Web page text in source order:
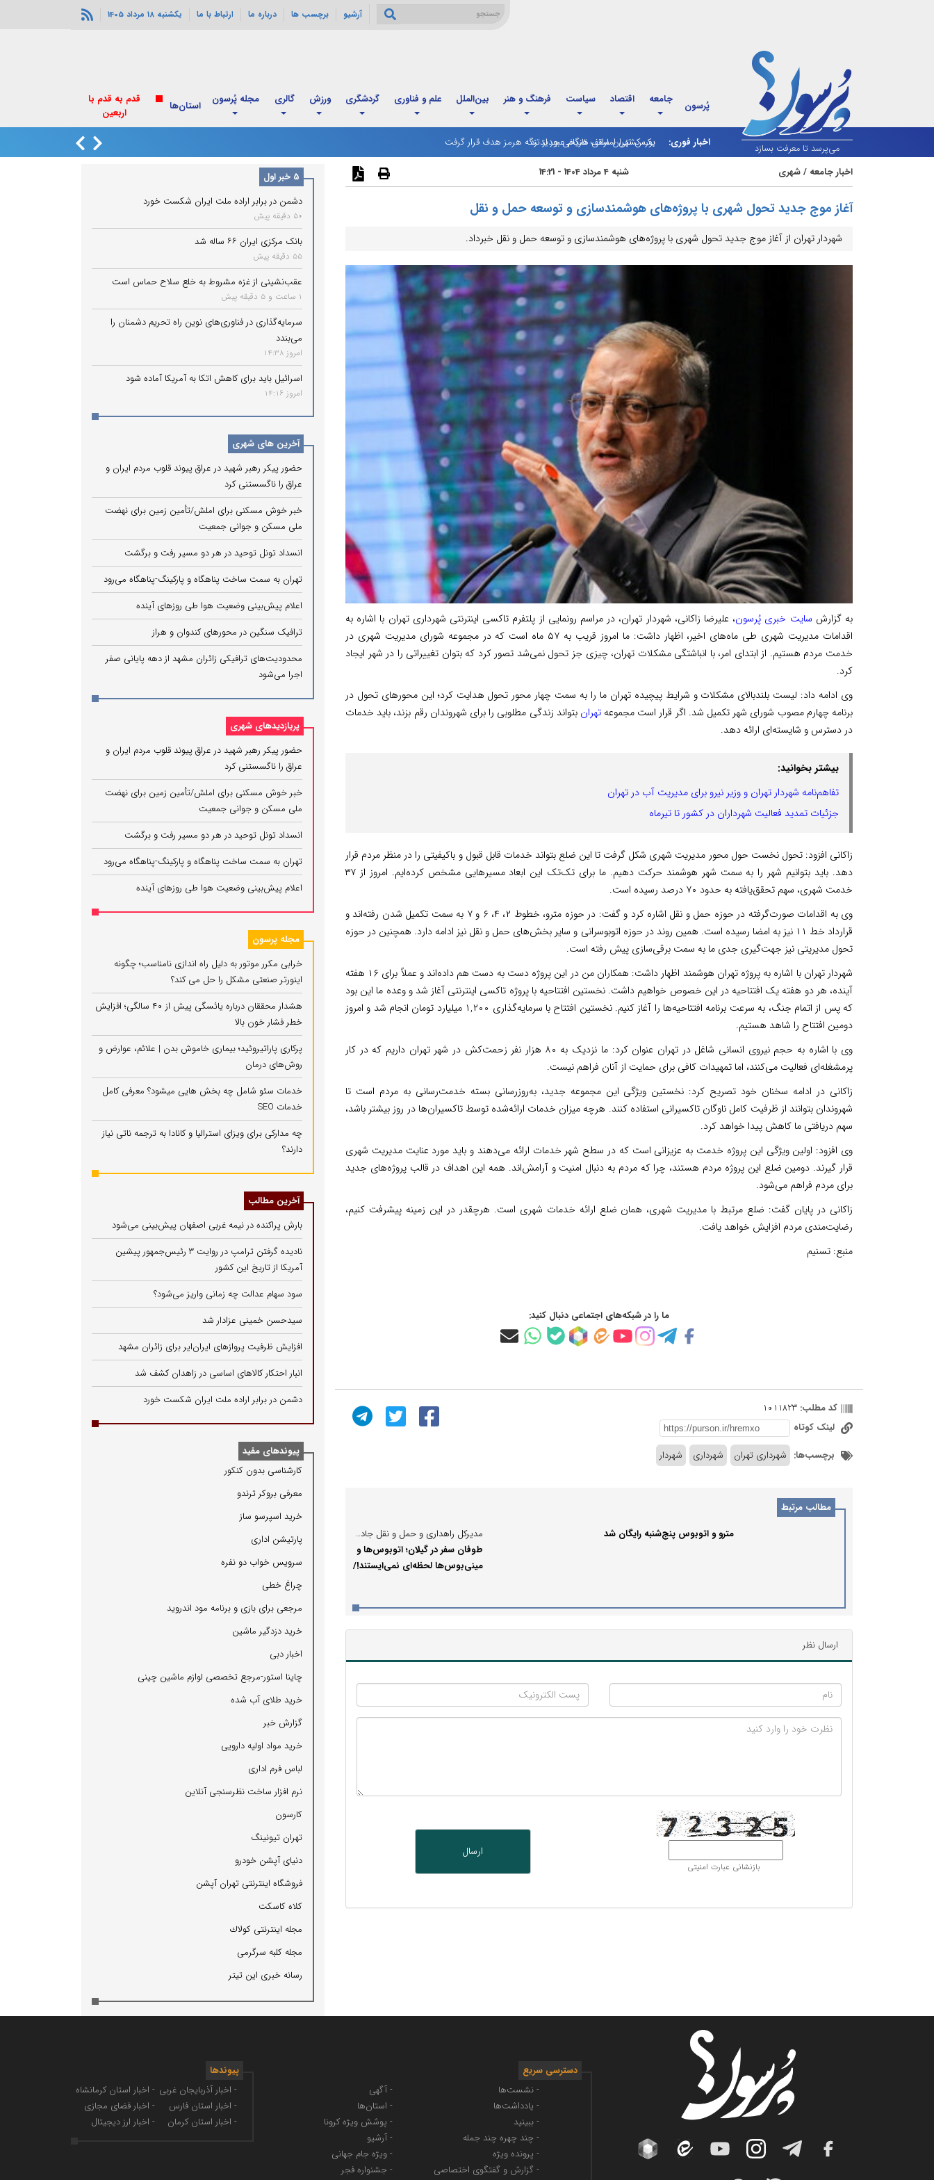
آرشیو برچسب ها درباره ما ارتباط با ما یکشنبه 18 مرداد 1405
می‌پرسد تا معرفت بسازد
پُرسون جامعه اقتصاد سیاست فرهنگ و هنر بین‌الملل علم و فناوری گردشگری ورزش گالری مجله پُرسون استان‌ها
اخبار فوری: یک کشتی اماراتی هنگام عبور از تنگه هرمز هدف قرار گرفت
بورس تهران سقف تاریخی جدید زد
اخبار جامعه /شهری شنبه 4 مرداد 1404 - 14:21
آغاز موج جدید تحول شهری با پروژه‌های هوشمندسازی و توسعه حمل و نقل
شهردار تهران از آغاز موج جدید تحول شهری با پروژه‌های هوشمندسازی و توسعه حمل و نقل خبرداد.
به گزارش سایت خبری پُرسون، علیرضا زاکانی، شهردار تهران، در مراسم رونمایی از پلتفرم تاکسی اینترنتی شهرداری تهران با اشاره به
اقدامات مدیریت شهری طی ماه‌های اخیر، اظهار داشت: ما امروز قریب به ۵۷ ماه است که در مجموعه شورای مدیریت شهری در
خدمت مردم هستیم. از ابتدای امر، با انباشتگی مشکلات تهران، چیزی جز تحول نمی‌شد تصور کرد که بتوان تغییراتی را در شهر ایجاد
کرد.
وی ادامه داد: لیست بلندبالای مشکلات و شرایط پیچیده تهران ما را به سمت چهار محور تحول هدایت کرد؛ این محورهای تحول در
برنامه چهارم مصوب شورای شهر تکمیل شد. اگر قرار است مجموعهتهران بتواند زندگی مطلوبی را برای شهروندان رقم بزند، باید خدمات
در دسترس و شایسته‌ای ارائه دهد.
بیشتر بخوانید:
تفاهم‌نامه شهردار تهران و وزیر نیرو برای مدیریت آب در تهران
جزئیات تمدید فعالیت شهرداران در کشور تا تیرماه
زاکانی افزود: تحول نخست حول محور مدیریت شهری شکل گرفت تا این ضلع بتواند خدمات قابل قبول و باکیفیتی را در منظر مردم قرار
دهد. باید بتوانیم شهر را به سمت شهر هوشمند حرکت دهیم. ما برای تک‌تک این ابعاد مسیرهایی مشخص کرده‌ایم. امروز از ۳۷
خدمت شهری، سهم تحقق‌یافته به حدود ۷۰ درصد رسیده است.
وی به اقدامات صورت‌گرفته در حوزه حمل و نقل اشاره کرد و گفت: در حوزه مترو، خطوط ۲، ۴، ۶ و ۷ به سمت تکمیل شدن رفته‌اند و
قرارداد خط ۱۱ نیز به امضا رسیده است. همین روند در حوزه اتوبوسرانی و سایر بخش‌های حمل و نقل نیز ادامه دارد. همچنین در حوزه
تحول مدیریتی نیز جهت‌گیری جدی ما به سمت برقی‌سازی پیش رفته است.
شهردار تهران با اشاره به پروژه تهران هوشمند اظهار داشت: همکاران من در این پروژه دست به دست هم داده‌اند و عملاً برای ۱۶ هفته
آینده، هر دو هفته یک افتتاحیه در این خصوص خواهیم داشت. نخستین افتتاحیه با پروژه تاکسی اینترنتی آغاز شد و وعده ما این بود
که پس از اتمام جنگ، به سرعت برنامه افتتاحیه‌ها را آغاز کنیم. نخستین افتتاح با سرمایه‌گذاری ۱,۲۰۰ میلیارد تومان انجام شد و امروز
دومین افتتاح را شاهد هستیم.
وی با اشاره به حجم نیروی انسانی شاغل در تهران عنوان کرد: ما نزدیک به ۸۰ هزار نفر زحمت‌کش در شهر تهران داریم که در کار
پرمشغله‌ای فعالیت می‌کنند، اما تمهیدات کافی برای حمایت از آنان فراهم نیست.
زاکانی در ادامه سخنان خود تصریح کرد: نخستین ویژگی این مجموعه جدید، به‌روزرسانی بسته خدمت‌رسانی به مردم است تا
شهروندان بتوانند از ظرفیت کامل ناوگان تاکسیرانی استفاده کنند. هرچه میزان خدمات ارائه‌شده توسط تاکسیران‌ها در روز بیشتر باشد،
سهم دریافتی ما کاهش پیدا خواهد کرد.
وی افزود: اولین ویژگی این پروژه خدمت به عزیزانی است که در سطح شهر خدمات ارائه می‌دهند و باید مورد عنایت مدیریت شهری
قرار گیرند. دومین ضلع این پروژه مردم هستند، چرا که مردم به دنبال امنیت و آرامش‌اند. همه این اهداف در قالب پروژه‌های جدید
برای مردم فراهم می‌شود.
زاکانی در پایان گفت: ضلع مرتبط با مدیریت شهری، همان ضلع ارائه خدمات شهری است. هرچقدر در این زمینه پیشرفت کنیم،
رضایت‌مندی مردم افزایش خواهد یافت.
منبع: تسنیم
ما را در شبکه‌های اجتماعی دنبال کنید:
کد مطلب: 1011823
لینک کوتاه
برچسب‌ها: شهرداری تهران شهرداری شهردار
مطالب مرتبط
مترو و اتوبوس پنج‌شنبه رایگان شد
مدیرکل راهداری و حمل و نقل جاده ای گیلان خبر داد:
طوفان سفر در گیلان؛ اتوبوس‌ها و
مینی‌بوس‌ها لحظه‌ای نمی‌ایستند!/
ارسال نظر
بازنشانی عبارت امنیتی
5 خبر اول
دشمن در برابر اراده ملت ایران شکست خورد
50 دقیقه پیش
بانک مرکزی ایران ۶۶ ساله شد
55 دقیقه پیش
عقب‌نشینی از غزه مشروط به خلع سلاح حماس است
1 ساعت و 5 دقیقه پیش
سرمایه‌گذاری در فناوری‌های نوین راه تحریم دشمنان را
می‌بندد
امروز 14:38
اسرائیل باید برای کاهش اتکا به آمریکا آماده شود
امروز 14:16
آخرین های شهری
حضور پیکر رهبر شهید در عراق پیوند قلوب مردم ایران و
عراق را ناگسستنی کرد
خبر خوش مسکنی برای املش/تأمین زمین برای نهضت
ملی مسکن و جوانی جمعیت
انسداد تونل توحید در هر دو مسیر رفت و برگشت
تهران به سمت ساخت پناهگاه و پارکینگ‌-پناهگاه می‌رود
اعلام پیش‌بینی وضعیت هوا طی روزهای آینده
ترافیک سنگین در محورهای کندوان و هراز
محدودیت‌های ترافیکی زائران مشهد از دهه پایانی صفر
اجرا می‌شود
پربازدیدهای شهری
حضور پیکر رهبر شهید در عراق پیوند قلوب مردم ایران و
عراق را ناگسستنی کرد
خبر خوش مسکنی برای املش/تأمین زمین برای نهضت
ملی مسکن و جوانی جمعیت
انسداد تونل توحید در هر دو مسیر رفت و برگشت
تهران به سمت ساخت پناهگاه و پارکینگ‌-پناهگاه می‌رود
اعلام پیش‌بینی وضعیت هوا طی روزهای آینده
مجله پرسون
خرابی مکرر موتور به دلیل راه‌ اندازی نامناسب؛ چگونه
اینورتر صنعتی مشکل را حل می‌ کند؟
هشدار محققان درباره یائسگی پیش از ۴۰ سالگی؛ افزایش
خطر فشار خون بالا
پرکاری پاراتیروئید؛ بیماری خاموش بدن | علائم، عوارض و
روش‌های درمان
خدمات سئو شامل چه بخش هایی میشود؟ معرفی کامل
خدمات SEO
چه مدارکی برای ویزای استرالیا و کانادا به ترجمه ناتی نیاز
دارند؟
آخرین مطالب
بارش پراکنده در نیمه غربی اصفهان پیش‌بینی می‌شود
نادیده گرفتن ترامپ در روایت ۳ رئیس‌جمهور پیشین
آمریکا از تاریخ این کشور
سود سهام عدالت چه زمانی واریز می‌شود؟
سیدحسن خمینی عزادار شد
افزایش ظرفیت پروازهای ایران‌ایر برای زائران مشهد
انبار احتکار کالاهای اساسی در زاهدان کشف شد
دشمن در برابر اراده ملت ایران شکست خورد
پیوندهای مفید
كارشناسی بدون كنكور
معرفی بروكر ترندو
خرید اسپرسو ساز
پارتیشن اداری
سرویس خواب دو نفره
چراغ خطی
مرجعی برای بازی و برنامه مود اندروید
خرید دزدگیر ماشین
اخبار دبی
چاینا استور-مرجع تخصصی لوازم ماشین چینی
خرید طلای آب شده
گزارش خبر
خرید مواد اولیه دارویی
لباس فرم اداری
نرم افزار ساخت نظرسنجی آنلاین
كارسون
تهران تیونینگ
دنیای آپشن خودرو
فروشگاه اینترنتی تهران آپشن
كلاه كاسكت
مجله اینترنتی كولاك
مجله كلبه سرگرمی
رسانه خبری این تیتر
دسترسی سریع
- نشست‌ها
- یادداشت‌ها
- ببینید
- چند چهره چند جمله
- پرونده ویژه
- گزارش و گفتگوی اختصاصی
- آگهی
- استان‌ها
- پوشش ویژه کرونا
- آرشیو
- ویژه جام جهانی
- جشنواره فجر
پیوندها
- اخبار آذربایجان غربی
- اخبار استان فارس
- اخبار استان کرمان
- اخبار استان کرمانشاه
- اخبار فضای مجازی
- اخبار ارز دیجیتال